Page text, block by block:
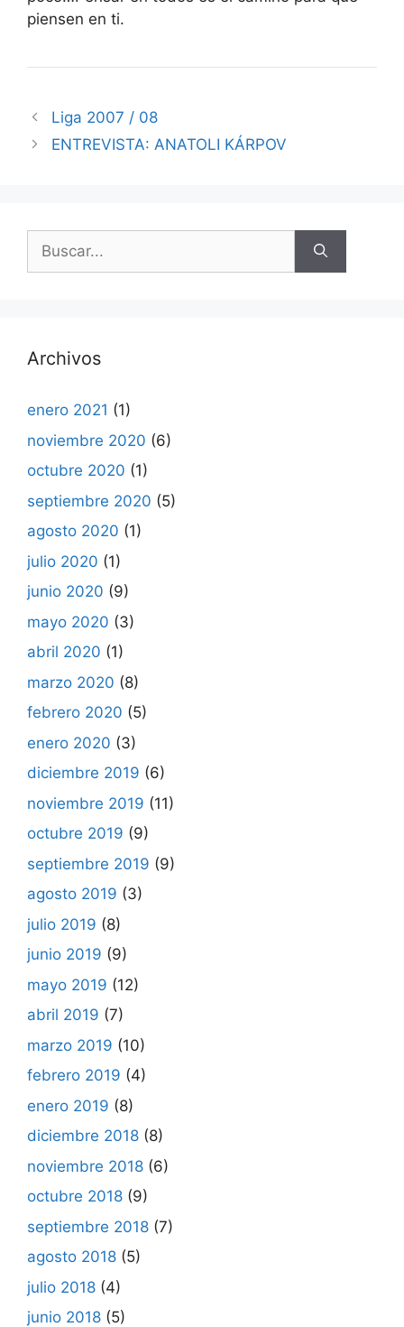
piensen en ti.
Liga 2007 / 08
ENTREVISTA: ANATOLI KÁRPOV
Buscar:
Archivos
enero 2021 (1)
noviembre 2020 (6)
octubre 2020 (1)
septiembre 2020 (5)
agosto 2020 (1)
julio 2020 (1)
junio 2020 (9)
mayo 2020 (3)
abril 2020 (1)
marzo 2020 (8)
febrero 2020 (5)
enero 2020 (3)
diciembre 2019 (6)
noviembre 2019 (11)
octubre 2019 (9)
septiembre 2019 (9)
agosto 2019 (3)
julio 2019 (8)
junio 2019 (9)
mayo 2019 (12)
abril 2019 (7)
marzo 2019 (10)
febrero 2019 (4)
enero 2019 (8)
diciembre 2018 (8)
noviembre 2018 (6)
octubre 2018 (9)
septiembre 2018 (7)
agosto 2018 (5)
julio 2018 (4)
junio 2018 (5)